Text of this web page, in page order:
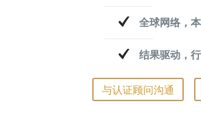
全球网络，
结果驱动，
与认证顾问沟通